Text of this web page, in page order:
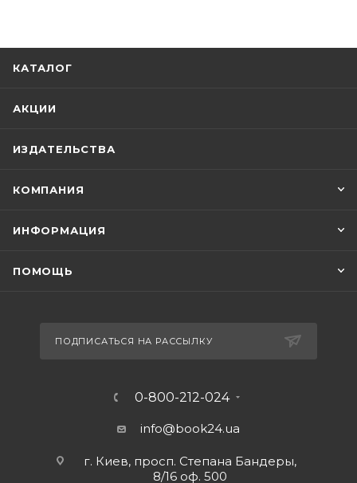
КАТАЛОГ
АКЦИИ
ИЗДАТЕЛЬСТВА
КОМПАНИЯ
ИНФОРМАЦИЯ
ПОМОЩЬ
ПОДПИСАТЬСЯ НА РАССЫЛКУ
0-800-212-024
info@book24.ua
г. Киев, просп. Степана Бандеры,
8/16 оф. 500